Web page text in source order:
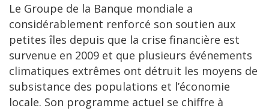
Le Groupe de la Banque mondiale a
considérablement renforcé son soutien aux
petites îles depuis que la crise financière est
survenue en 2009 et que plusieurs événements
climatiques extrêmes ont détruit les moyens de
subsistance des populations et l’économie
locale. Son programme actuel se chiffre à